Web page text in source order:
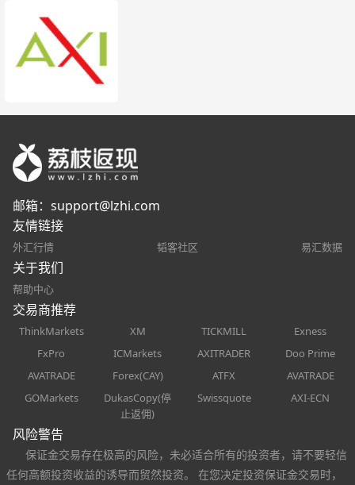
邮箱： support@lzhi.com
友情链接
外汇行情 韬客社区 易汇数据
关于我们
帮助中心
交易商推荐
ThinkMarkets XM TICKMILL
Exness
FxPro
ICMarkets AXITRADER
Doo Prime
AVATRADE
Forex(CAY) ATFX
AVATRADE
GOMarkets
DukasCopy(停
止返佣)
Swissquote AXI-ECN
风险警告
保证金交易存在极高的风险，未必适合所有的投资者，请不要轻信
任何高额投资收益的诱导而贸然投资。 在您决定投资保证金交易时，